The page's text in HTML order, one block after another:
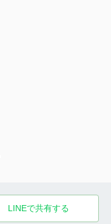
LINEで共有する